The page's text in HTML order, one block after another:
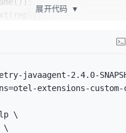
展开代码 ▼
javaagent-2.4.0-
extensions-
\
\